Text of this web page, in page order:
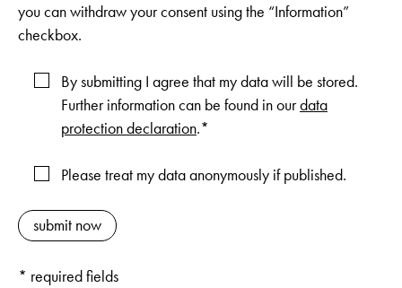
you can withdraw your consent using the “Information”
checkbox.
By submitting I agree that my data will be stored.
Further information can be found in ourdata
protection declaration.*
Please treat my data anonymously if published.
* required fields